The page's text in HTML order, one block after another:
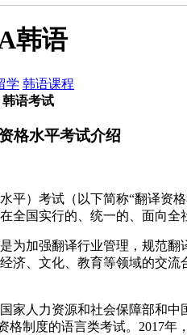
韩语
学 韩语课程
韩语考试
格水平考试介绍
）考试（以下简称“翻译资格
全国实行的、统一的、面向
加强翻译行业管理，规范翻
济、文化、教育等领域的交流
人力资源和社会保障部和中
格制度的语言类考试。2017